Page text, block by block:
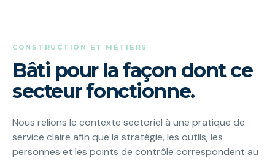
CONSTRUCTION ET MÉTIERS
Bâti pour la façon dont ce
secteur fonctionne.
Nous relions le contexte sectoriel à une pratique de
service claire afin que la stratégie, les outils, les
personnes et les points de contrôle correspondent au